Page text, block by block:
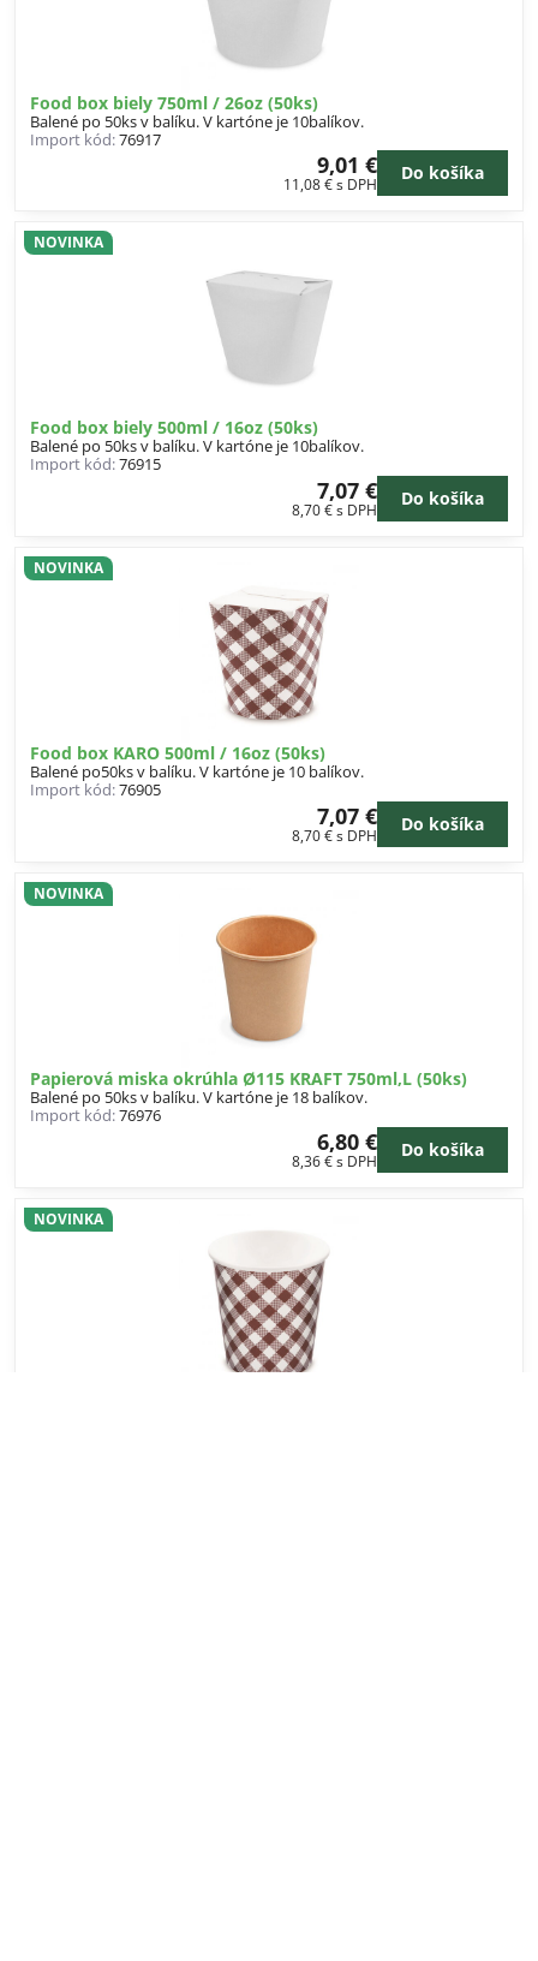
Food box biely 750ml / 26oz (50ks)
Balené po 50ks v balíku. V kartóne je 10balíkov.
Import kód:76917
9,01 €
11,08 €s DPH
Do košíka
Food box biely 500ml / 16oz (50ks)
NOVINKA
Balené po 50ks v balíku. V kartóne je 10balíkov.
Import kód:76915
7,07 €
8,70 €s DPH
Do košíka
Food box KARO 500ml / 16oz (50ks)
NOVINKA
Balené po50ks v balíku. V kartóne je 10 balíkov.
Import kód:76905
7,07 €
8,70 €s DPH
Do košíka
Papierová miska okrúhla Ø115 KRAFT 750ml,L (50ks)
NOVINKA
Balené po 50ks v balíku. V kartóne je 18 balíkov.
Import kód:76976
6,80 €
8,36 €s DPH
Do košíka
NOVINKA